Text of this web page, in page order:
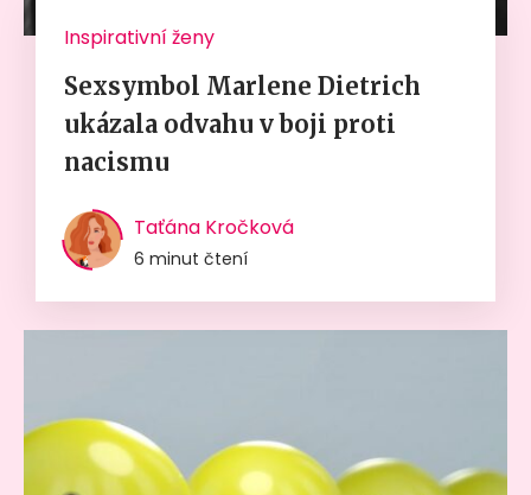
Inspirativní ženy
Sexsymbol Marlene Dietrich
ukázala odvahu v boji proti
nacismu
Taťána Kročková
6 minut čtení